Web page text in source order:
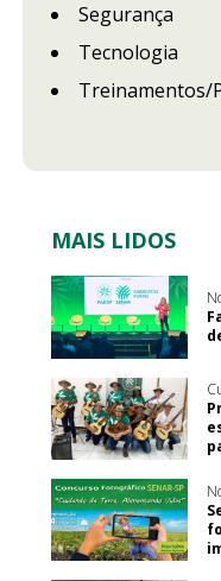
Segurança
Tecnologia
Treinamentos/
MAIS LIDOS